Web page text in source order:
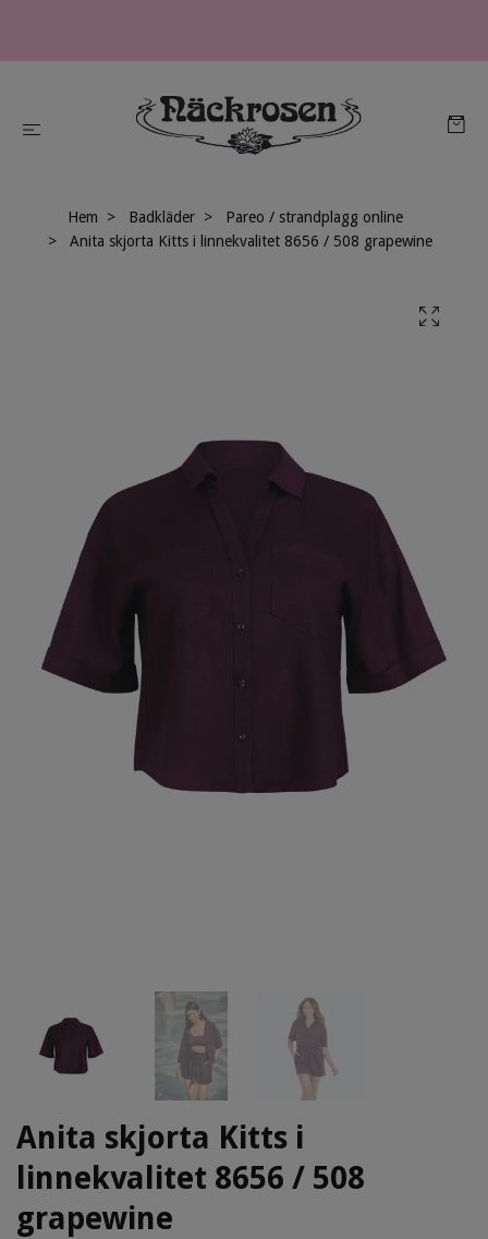
Hem Badkläder
Pareo / strandplagg online
Anita skjorta Kitts i linnekvalitet 8656 / 508 grapewine
Anita skjorta Kitts i
linnekvalitet 8656 / 508
grapewine